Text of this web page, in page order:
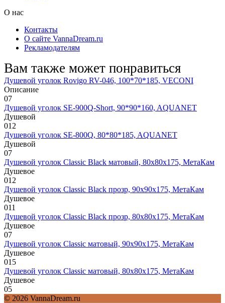
О нас
Контакты
О сайте VannaDream.ru
Рекламодателям
Вам также может понравиться
Душевой уголок Rovigo RV-046, 100*70*185, VECONI
Описание
07
Душевой уголок SE-900Q-Short, 90*90*160, AQUANET
Душевой
012
Душевой уголок SE-800Q, 80*80*185, AQUANET
Душевой
07
Душевой уголок Classic Black матовый, 80х80х175, МетаКам
Душевое
012
Душевой уголок Classic Black прозр, 90х90х175, МетаКам
Душевое
011
Душевой уголок Classic Black прозр, 80х80х175, МетаКам
Душевое
07
Душевой уголок Classic матовый, 90х90х175, МетаКам
Душевое
015
Душевой уголок Classic матовый, 80х80х175, МетаКам
Душевое
05
© 2026 VannaDream.ru